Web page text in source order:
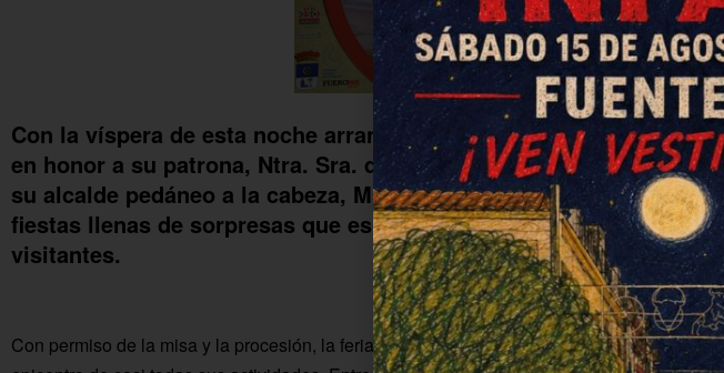
Con la víspera de esta noche arranca la Feria de Villalón 2019,
en honor a su patrona, Ntra. Sra. de los Ángeles. La Comisión de
su alcalde pedáneo a la cabeza, Miguel Ángel Rossi, han preparado
fiestas llenas de sorpresas que esperan sean del agrado de
visitantes.
Con permiso de la misa y la procesión, la feria tiene en la plaza el